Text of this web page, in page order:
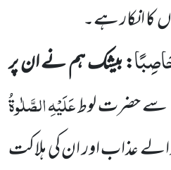
کا انکار ہے۔
: بیشک ہم نے ان پر
سے حضرت لوطعَلَیْہِالصَّلٰوۃُ
عذاب اور ان کی ہلاکت